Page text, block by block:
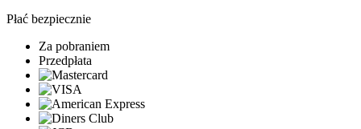
Płać bezpiecznie
Za pobraniem
Przedpłata